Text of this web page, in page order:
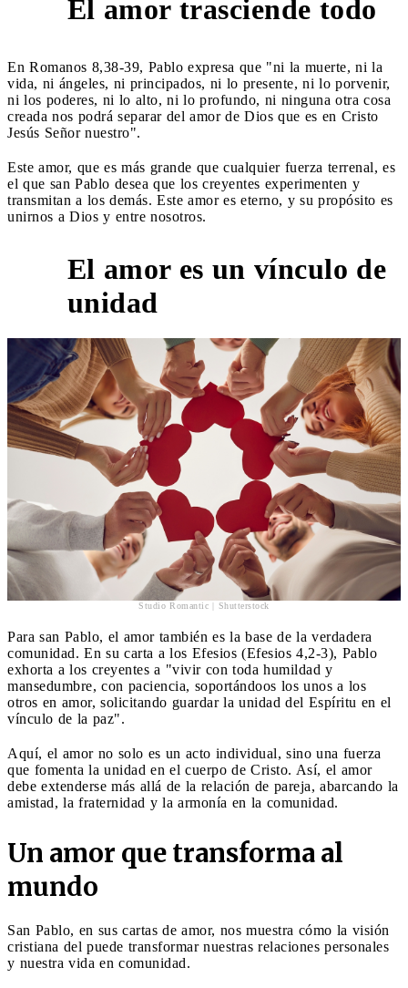
El amor trasciende todo
En Romanos 8,38-39, Pablo expresa que "ni la muerte, ni la
vida, ni ángeles, ni principados, ni lo presente, ni lo porvenir,
ni los poderes, ni lo alto, ni lo profundo, ni ninguna otra cosa
creada nos podrá separar del amor de Dios que es en Cristo
Jesús Señor nuestro".
Este amor, que es más grande que cualquier fuerza terrenal, es
el que san Pablo desea que los creyentes experimenten y
transmitan a los demás. Este amor es eterno, y su propósito es
unirnos a Dios y entre nosotros.
El amor es un vínculo de
unidad
Studio Romantic | Shutterstock
Para san Pablo, el amor también es la base de la verdadera
comunidad. En su carta a los Efesios (Efesios 4,2-3), Pablo
exhorta a los creyentes a "vivir con toda humildad y
mansedumbre, con paciencia, soportándoos los unos a los
otros en amor, solicitando guardar la unidad del Espíritu en el
vínculo de la paz".
Aquí, el amor no solo es un acto individual, sino una fuerza
que fomenta la unidad en el cuerpo de Cristo. Así, el amor
debe extenderse más allá de la relación de pareja, abarcando la
amistad, la fraternidad y la armonía en la comunidad.
Un amor que transforma al
mundo
San Pablo, en sus cartas de amor, nos muestra cómo la visión
cristiana del puede transformar nuestras relaciones personales
y nuestra vida en comunidad.